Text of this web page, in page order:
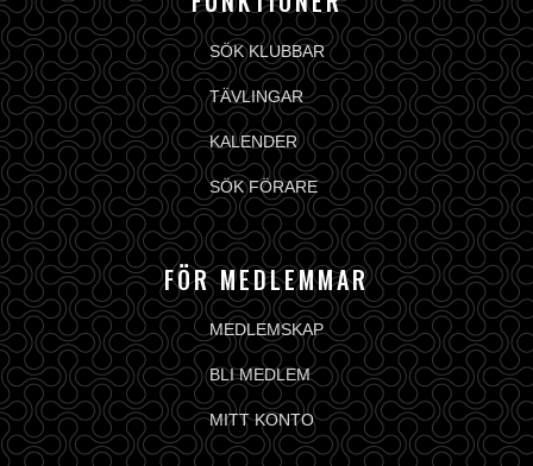
SÖK KLUBBAR
TÄVLINGAR
KALENDER
SÖK FÖRARE
FÖR MEDLEMMAR
MEDLEMSKAP
BLI MEDLEM
MITT KONTO